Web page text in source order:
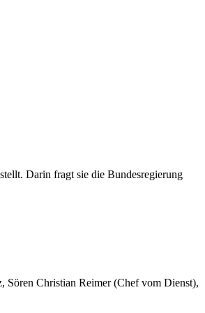
Darin fragt sie die Bundesregierung
Sören Christian Reimer (Chef vom Dienst),